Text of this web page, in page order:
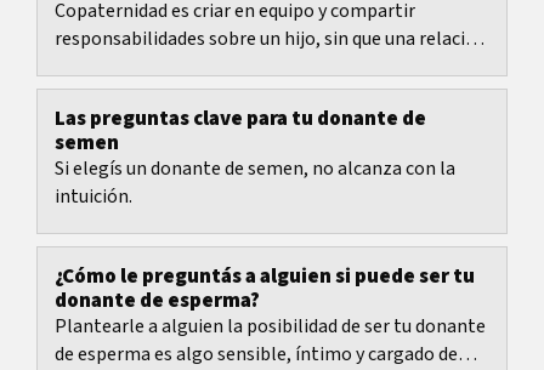
Copaternidad es criar en equipo y compartir
responsabilidades sobre un hijo, sin que una relación
Las preguntas clave para tu donante de
semen
Si elegís un donante de semen, no alcanza con la
intuición.
¿Cómo le preguntás a alguien si puede ser tu
donante de esperma?
Plantearle a alguien la posibilidad de ser tu donante
de esperma es algo sensible, íntimo y cargado de